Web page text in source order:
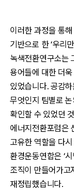
이러한 과정을 통
기반으로 한 ‘우리
녹색전환연구소는
용어들에 대한 더
있었습니다. 공감
무엇인지 팀별로
확인할 수 있었던
에너지전환포럼은
고유한 역할을 다
환경운동연합은 ‘
조직이 만들어가고
재정립했습니다.